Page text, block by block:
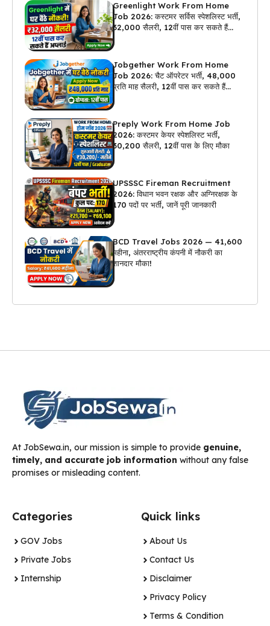
Greenlight Work From Home
Job 2026: कस्टमर सर्विस स्पेशलिस्ट भर्ती,
₹32,000 सैलरी, 12वीं पास कर सकते हैं
Jobgether Work From Home
Job 2026: चैट ऑपरेटर भर्ती, ₹48,000
प्रति माह सैलरी, 12वीं पास कर सकते हैं
Preply Work From Home Job
2026: कस्टमर केयर स्पेशलिस्ट भर्ती,
₹30,200 सैलरी, 12वीं पास के लिए मौका
UPSSSC Fireman Recruitment
2026: विधान भवन रक्षक और अग्निरक्षक के
170 पदों पर भर्ती, जानें पूरी जानकारी
BCD Travel Jobs 2026 — ₹41,600
महीना, अंतरराष्ट्रीय कंपनी में नौकरी का
शानदार मौका!
At JobSewa.in, our mission is simple to provide genuine,
timely, and accurate job information without any false
promises or misleading content.
Categories
GOV Jobs
Private Jobs
Internship
Quick links
About Us
Contact Us
Disclaimer
Privacy Policy
Terms & Condition